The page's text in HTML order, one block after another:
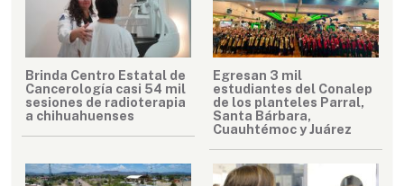
Brinda Centro Estatal de
Cancerología casi 54 mil
sesiones de radioterapia
a chihuahuenses
Egresan 3 mil
estudiantes del Conalep
de los planteles Parral,
Santa Bárbara,
Cuauhtémoc y Juárez